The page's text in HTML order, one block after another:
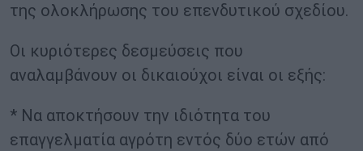
της ολοκλήρωσης του επενδυτικού σχεδίου.
Οι κυριότερες δεσμεύσεις που
αναλαμβάνουν οι δικαιούχοι είναι οι εξής:
* Να αποκτήσουν την ιδιότητα του
επαγγελματία αγρότη εντός δύο ετών από